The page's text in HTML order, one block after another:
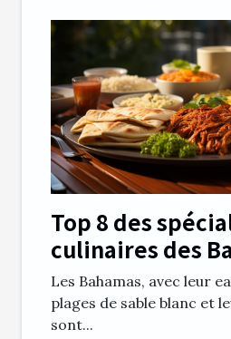
Top 8 des
culinaires des
Les Bahamas, avec leur
plages de sable blanc et
sont...